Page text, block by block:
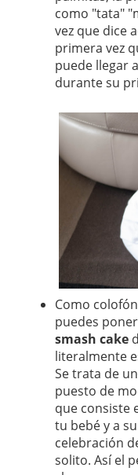
como "tata"
vez que dice
primera vez
puede llegar
durante su
Como
puedes poner
smash cake
literalmente
Se trata de
puesto de
que consiste
tu bebé y a
celebración
solito. Así el